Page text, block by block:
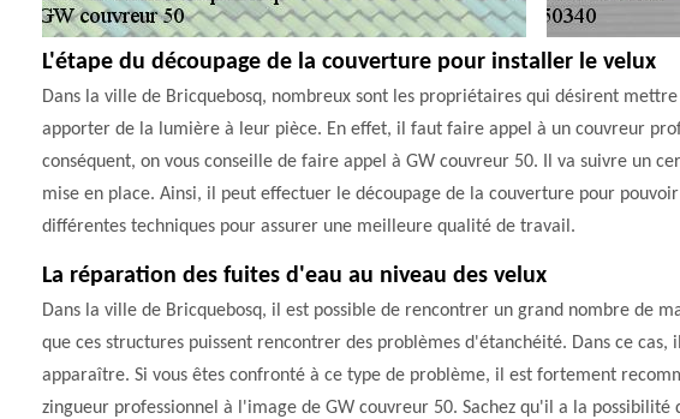
L'étape du découpage de la couverture pour installer le velux
Dans la ville de Bricquebosq, nombreux sont les propriétaires qui désirent
apporter de la lumière à leur pièce. En effet, il faut faire appel à un couvreur
conséquent, on vous conseille de faire appel à GW couvreur 50. Il va suivre un
mise en place. Ainsi, il peut effectuer le découpage de la couverture pour
différentes techniques pour assurer une meilleure qualité de travail.
La réparation des fuites d'eau au niveau des velux
Dans la ville de Bricquebosq, il est possible de rencontrer un grand nombre de
que ces structures puissent rencontrer des problèmes d'étanchéité. Dans ce cas,
apparaître. Si vous êtes confronté à ce type de problème, il est fortement
zingueur professionnel à l'image de GW couvreur 50. Sachez qu'il a la